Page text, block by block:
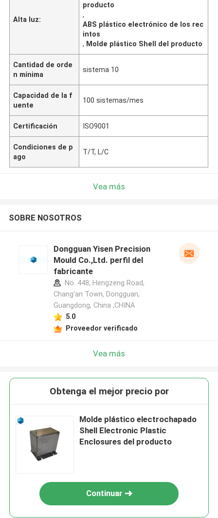
Alta luz:
producto
,
ABS plástico electrónico de los rec
intos
, Molde plástico Shell del producto
Cantidad de orde
n mínima
sistema 10
Capacidad de la f
uente
100 sistemas/mes
Certificación ISO9001
Condiciones de p
ago
T/T, L/C
Vea más
SOBRE NOSOTROS
Dongguan Yisen Precision
Mould Co.,Ltd. perfil del
fabricante
No. 448, Hengzeng Road,
Chang'an Town, Dongguan,
Guangdong, China ,CHINA
5.0
Proveedor verificado
Vea más
Obtenga el mejor precio por
Molde plástico electrochapado
Shell Electronic Plastic
Enclosures del producto
Continuar